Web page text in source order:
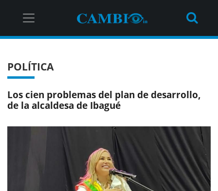
POLÍTICA
Los cien problemas del plan de desarrollo,
de la alcaldesa de Ibagué